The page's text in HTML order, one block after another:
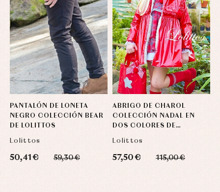
PANTALÓN DE LONETA
NEGRO COLECCIÓN BEAR
DE LOLITTOS
Lolittos
50,41 € 59,30 €
ABRIGO DE CHAROL
COLECCIÓN NADAL EN
DOS COLORES DE
Lolittos
57,50 € 115,00 €